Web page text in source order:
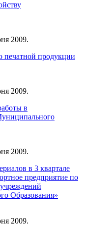
2009.
печатной продукции
2009.
в
2009.
в 3 квартале
предприятие по
Образования»
2009.